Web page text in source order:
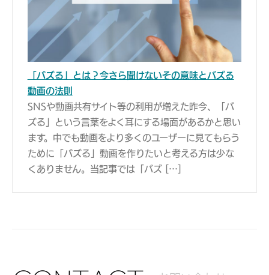
「バズる」とは？今さら聞けないその意味とバズる
動画の法則
SNSや動画共有サイト等の利用が増えた昨今、「バ
ズる」という言葉をよく耳にする場面があるかと思い
ます。中でも動画をより多くのユーザーに見てもらう
ために「バズる」動画を作りたいと考える方は少な
くありません。当記事では「バズ […]